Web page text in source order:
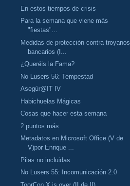
En estos tiempos de crisis
Para la semana que viene más
"fiestas"...
Medidas de protección contra troyanos
bancarios (I...
¿Queréis la Fama?
No Lusers 56: Tempestad
Asegúr@IT IV
Habichuelas Mágicas
Cosas que hacer esta semana
2 puntos más
Metadatos en Microsoft Office (V de
V)por Enrique ...
Pilas no incluidas
No Lusers 55: Incomunicación 2.0